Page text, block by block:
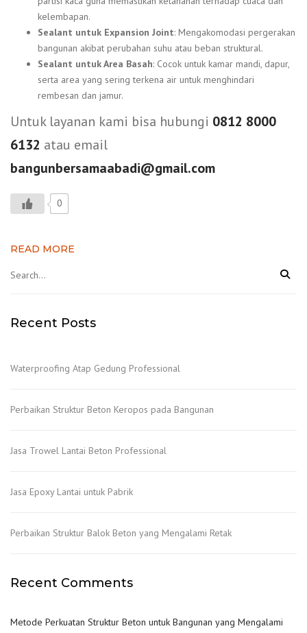
kelembapan.
Sealant untuk Expansion Joint: Mengakomodasi pergerakan
bangunan akibat perubahan suhu atau beban struktural.
Sealant untuk Area Basah: Cocok untuk kamar mandi, dapur,
serta area yang sering terkena air untuk menghindari
rembesan dan jamur.
Untuk layanan kami bisa hubungi 0812 8000
6132 atau email
bangunbersamaabadi@gmail.com
0
READ MORE
Recent Posts
Waterproofing Atap Gedung Professional
Perbaikan Struktur Beton Keropos pada Bangunan
Jasa Trowel Lantai Beton Professional
Jasa Epoxy Lantai untuk Pabrik
Perbaikan Struktur Balok Beton yang Mengalami Retak
Recent Comments
Metode Perkuatan Struktur Beton untuk Bangunan yang Mengalami